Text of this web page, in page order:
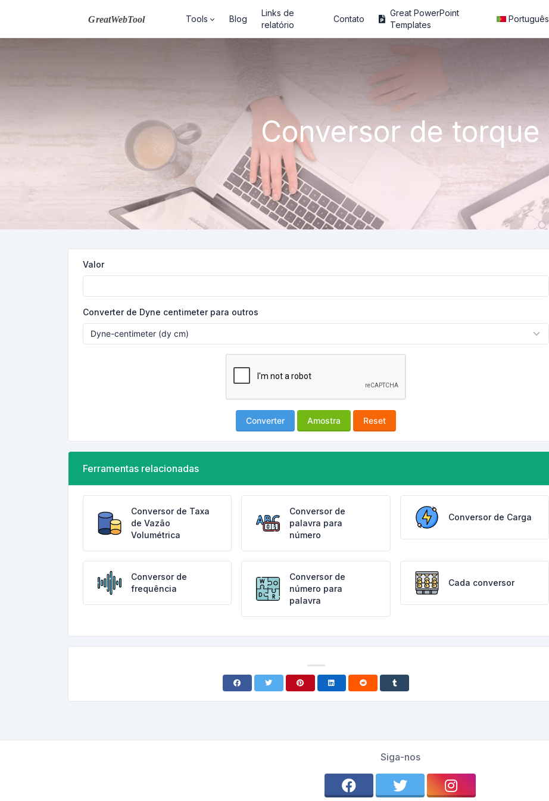
Tools Blog
Links de
relatório
Contato
Great PowerPoint
Templates
Português
Conversor de torque
Valor
Converter de Dyne centimeter para outros
Converter Amostra Reset
Ferramentas relacionadas
Conversor de Taxa
de Vazão
Volumétrica
Conversor de
palavra para
número
Conversor de Carga
Conversor de
frequência
Conversor de
número para
palavra
Cada conversor
Siga-nos